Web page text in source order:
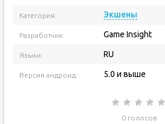
Категория: Экшены
Разработчик: Game Insight
Языки: RU
Версия андроид: 5.0 и выше
0 голосов